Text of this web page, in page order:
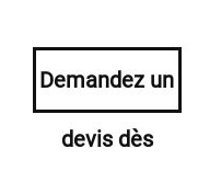
Demandez un
devis dès